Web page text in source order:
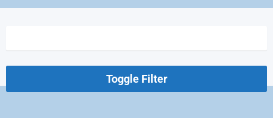
Toggle Filter